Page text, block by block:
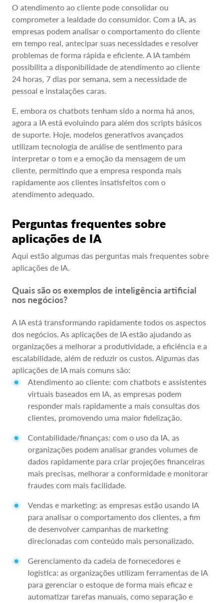
O atendimento ao cliente pode consolidar ou
comprometer a lealdade do consumidor. Com a IA, as
empresas podem analisar o comportamento do cliente
em tempo real, antecipar suas necessidades e resolver
problemas de forma rápida e eficiente. A IA também
possibilita a disponibilidade de atendimento ao cliente
24 horas, 7 dias por semana, sem a necessidade de
pessoal e instalações caras.
E, embora os chatbots tenham sido a norma há anos,
agora a IA está evoluindo para além dos scripts básicos
de suporte. Hoje, modelos generativos avançados
utilizam tecnologia de análise de sentimento para
interpretar o tom e a emoção da mensagem de um
cliente, permitindo que a empresa responda mais
rapidamente aos clientes insatisfeitos com o
atendimento adequado.
Perguntas frequentes sobre
aplicações de IA
Aqui estão algumas das perguntas mais frequentes sobre
aplicações de IA.
Quais são os exemplos de inteligência artificial
nos negócios?
A IA está transformando rapidamente todos os aspectos
dos negócios. As aplicações de IA estão ajudando as
organizações a melhorar a produtividade, a eficiência e a
escalabilidade, além de reduzir os custos. Algumas das
aplicações de IA mais comuns são:
Atendimento ao cliente: com chatbots e assistentes
virtuais baseados em IA, as empresas podem
responder mais rapidamente a mais consultas dos
clientes, promovendo uma maior fidelização.
Contabilidade/finanças: com o uso da IA, as
organizações podem analisar grandes volumes de
dados rapidamente para criar projeções financeiras
mais precisas, melhorar a conformidade e monitorar
fraudes com mais facilidade.
Vendas e marketing: as empresas estão usando IA
para analisar o comportamento dos clientes, a fim
de desenvolver campanhas de marketing
direcionadas com conteúdo mais personalizado.
Gerenciamento da cadeia de fornecedores e
logística: as organizações utilizam ferramentas de IA
para gerenciar o estoque de forma mais eficaz e
automatizar tarefas manuais, como separação e